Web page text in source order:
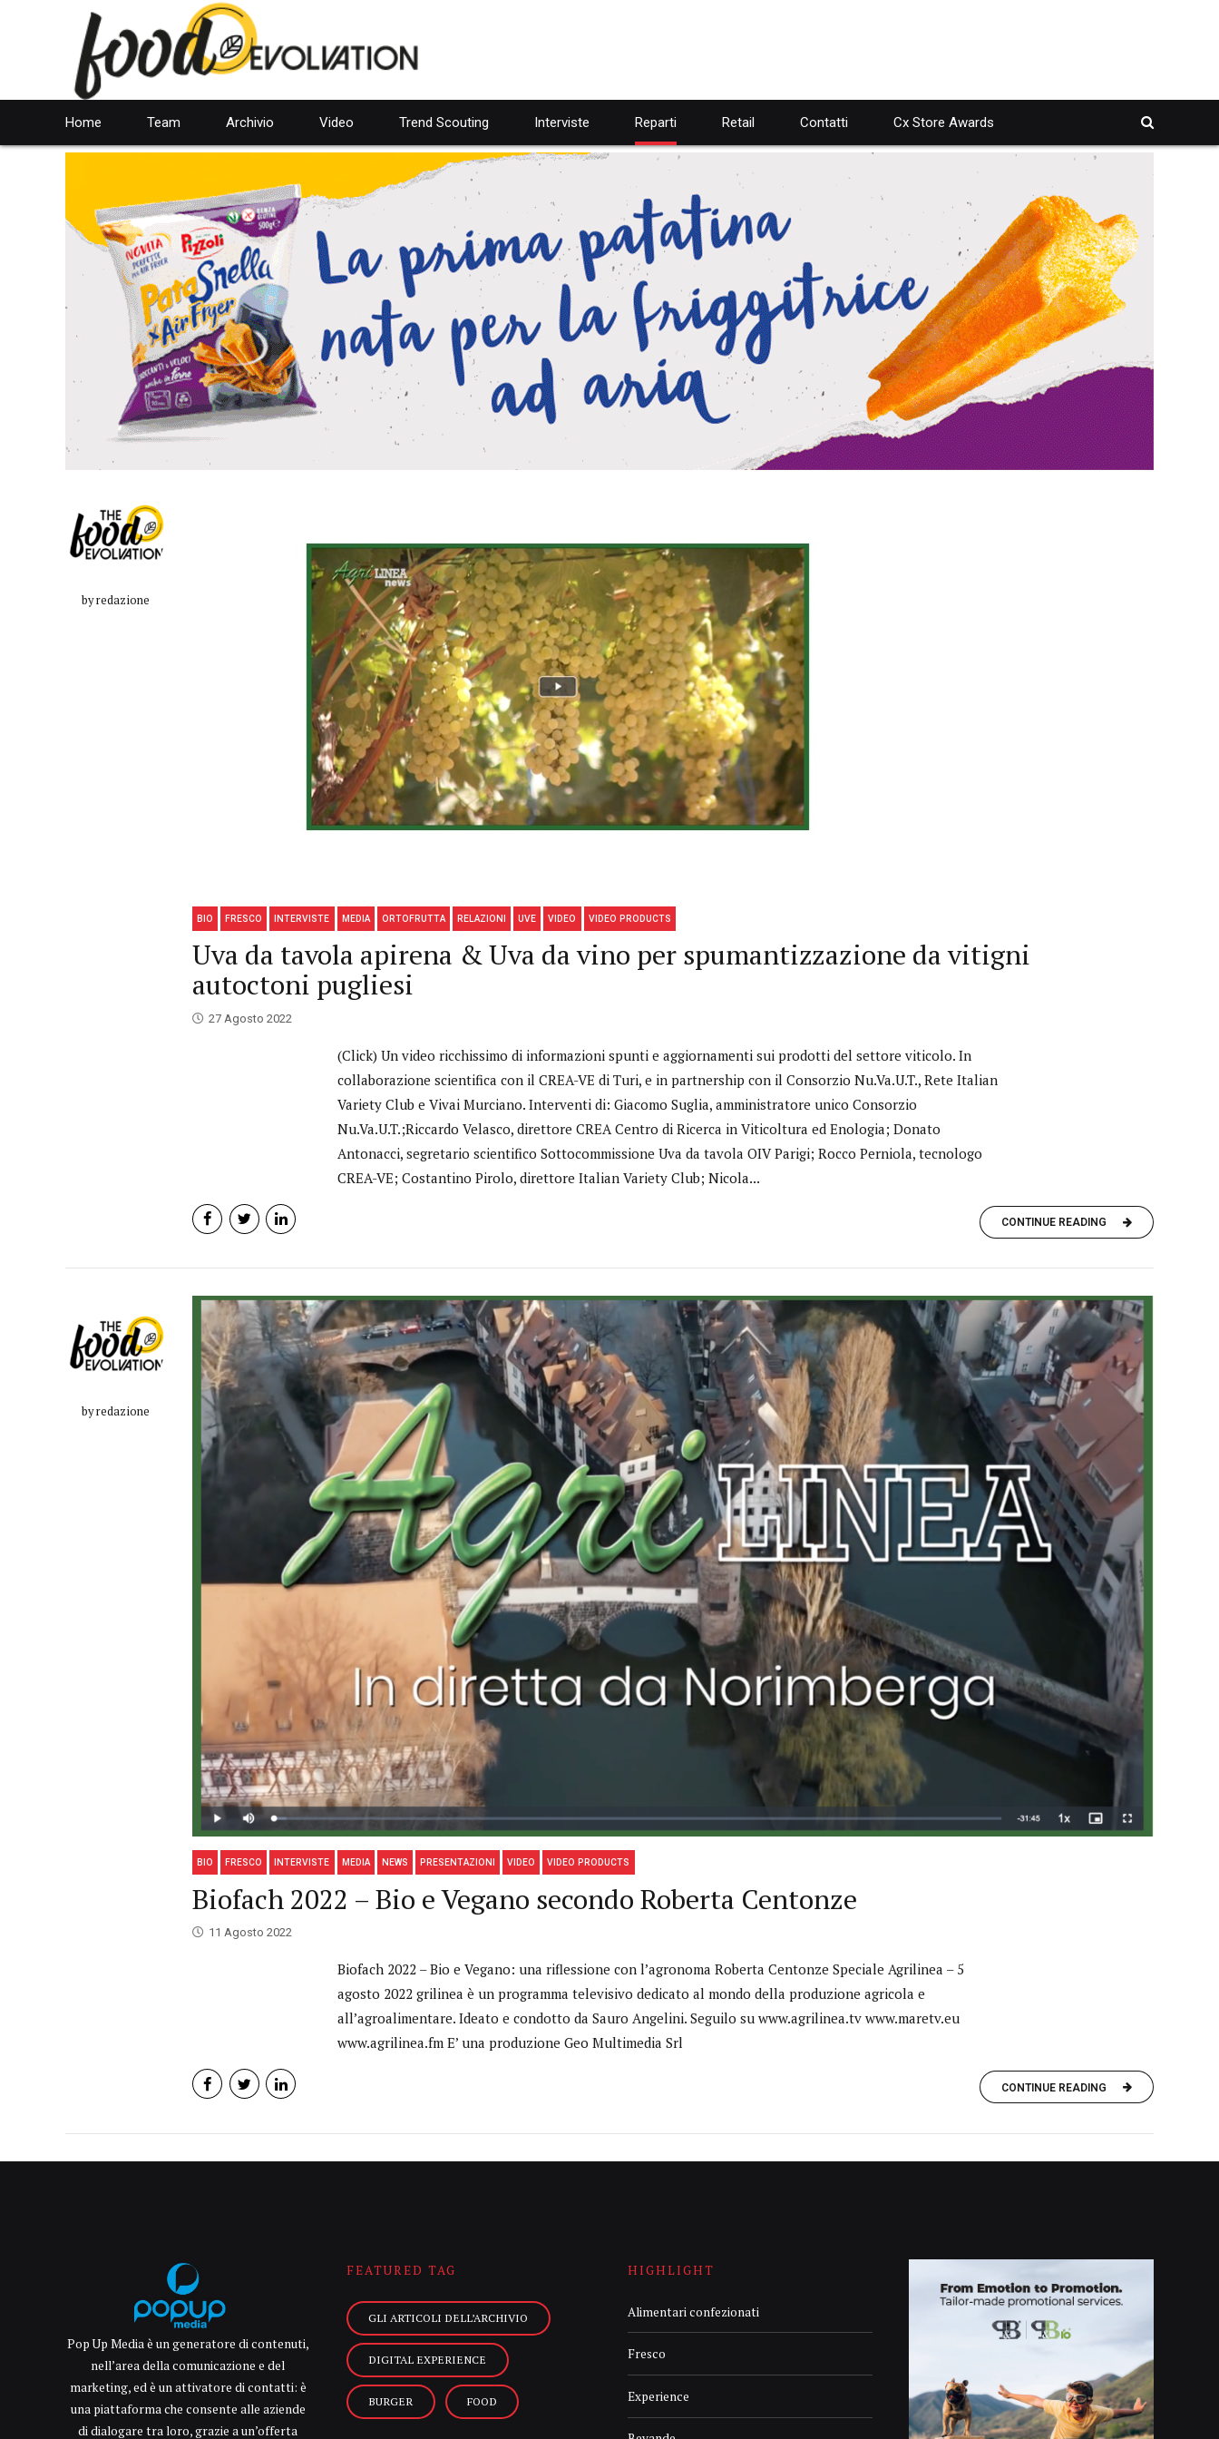
Home Team Archivio Video Trend Scouting Interviste Reparti Retail Contatti Cx Store Awards
by redazione
BIO FRESCO INTERVISTE MEDIA ORTOFRUTTA RELAZIONI UVE VIDEO VIDEO PRODUCTS
Uva da tavola apirena & Uva da vino per spumantizzazione da vitigni
autoctoni pugliesi
27 Agosto 2022
(Click) Un video ricchissimo di informazioni spunti e aggiornamenti sui prodotti del settore viticolo. In
collaborazione scientifica con il CREA-VE di Turi, e in partnership con il Consorzio Nu.Va.U.T., Rete Italian
Variety Club e Vivai Murciano. Interventi di: Giacomo Suglia, amministratore unico Consorzio
Nu.Va.U.T.;Riccardo Velasco, direttore CREA Centro di Ricerca in Viticoltura ed Enologia; Donato
Antonacci, segretario scientifico Sottocommissione Uva da tavola OIV Parigi; Rocco Perniola, tecnologo
CREA-VE; Costantino Pirolo, direttore Italian Variety Club; Nicola...
CONTINUE READING
by redazione
BIO FRESCO INTERVISTE MEDIA NEWS PRESENTAZIONI VIDEO VIDEO PRODUCTS
Biofach 2022 – Bio e Vegano secondo Roberta Centonze
11 Agosto 2022
Biofach 2022 – Bio e Vegano: una riflessione con l’agronoma Roberta Centonze Speciale Agrilinea – 5
agosto 2022 grilinea è un programma televisivo dedicato al mondo della produzione agricola e
all’agroalimentare. Ideato e condotto da Sauro Angelini. Seguilo su www.agrilinea.tv www.maretv.eu
www.agrilinea.fm E’ una produzione Geo Multimedia Srl
CONTINUE READING
Pop Up Media è un generatore di contenuti,
nell’area della comunicazione e del
marketing, ed è un attivatore di contatti: è
una piattaforma che consente alle aziende
di dialogare tra loro, grazie a un’offerta
FEATURED TAG
GLI ARTICOLI DELL’ARCHIVIO
DIGITAL EXPERIENCE
BURGER FOOD
HIGHLIGHT
Alimentari confezionati
Fresco
Experience